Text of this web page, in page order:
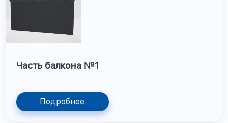
Часть балкона №1
Подробнее